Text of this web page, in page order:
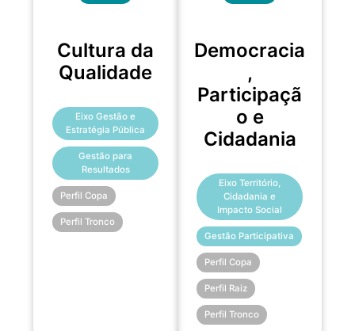
Cultura da
Qualidade
Eixo Gestão e
Estratégia Pública
Gestão para
Resultados
Perfil Copa
Perfil Tronco
Democracia
,
Participaçã
o e
Cidadania
Eixo Território,
Cidadania e
Impacto Social
Gestão Participativa
Perfil Copa
Perfil Raiz
Perfil Tronco